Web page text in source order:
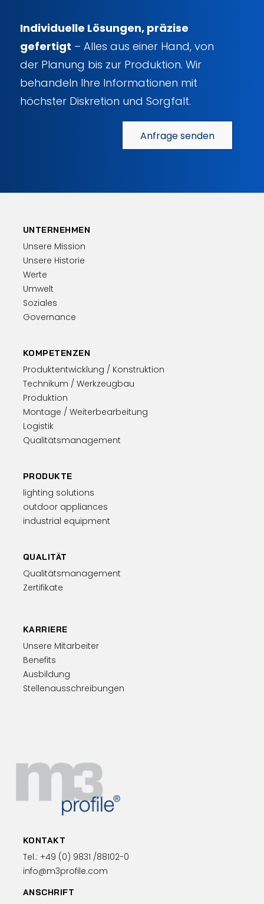
Individuelle Lösungen, präzise
gefertigt – Alles aus einer Hand, von
der Planung bis zur Produktion. Wir
behandeln Ihre Informationen mit
höchster Diskretion und Sorgfalt.
Anfrage senden
UNTERNEHMEN
Unsere Mission
Unsere Historie
Werte
Umwelt
Soziales
Governance
KOMPETENZEN
Produktentwicklung / Konstruktion
Technikum / Werkzeugbau
Produktion
Montage / Weiterbearbeitung
Logistik
Qualitätsmanagement
PRODUKTE
lighting solutions
outdoor appliances
industrial equipment
QUALITÄT
Qualitätsmanagement
Zertifikate
KARRIERE
Unsere Mitarbeiter
Benefits
Ausbildung
Stellenausschreibungen
KONTAKT
Tel.: +49 (0) 9831 /88102-0
info@m3profile.com
ANSCHRIFT